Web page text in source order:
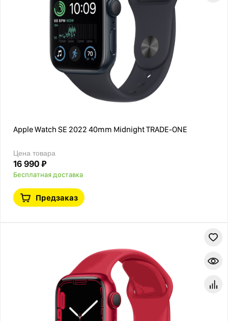
Apple Watch SE 2022 40mm Midnight TRADE-ONE
Цена товара
16 990 ₽
Бесплатная доставка
Предзаказ